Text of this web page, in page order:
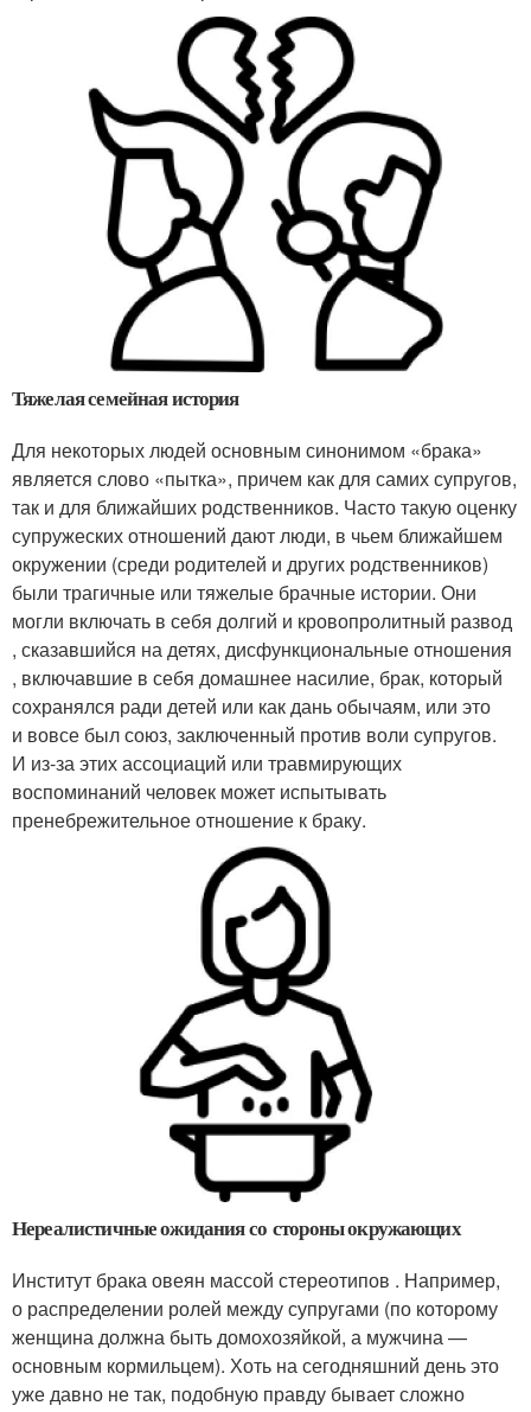
Тяжелая семейная история
Для некоторых людей основным синонимом «брака»
является слово «пытка», причем как для самих супругов,
так и для ближайших родственников. Часто такую оценку
супружеских отношений дают люди, в чьем ближайшем
окружении (среди родителей и других родственников)
были трагичные или тяжелые брачные истории. Они
могли включать в себя долгий и кровопролитный развод
, сказавшийся на детях, дисфункциональные отношения
, включавшие в себя домашнее насилие, брак, который
сохранялся ради детей или как дань обычаям, или это
и вовсе был союз, заключенный против воли супругов.
И из-заэтих ассоциаций или травмирующих
воспоминаний человек может испытывать
пренебрежительное отношение к браку.
Нереалистичные ожидания со стороны окружающих
Институт брака овеян массой стереотипов . Например,
о распределении ролей между супругами (по которому
женщина должна быть домохозяйкой, а мужчина —
основным кормильцем). Хоть на сегодняшний день это
уже давно не так, подобную правду бывает сложно